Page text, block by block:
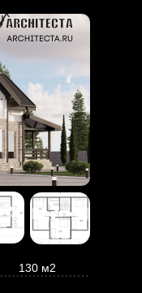
130 м2